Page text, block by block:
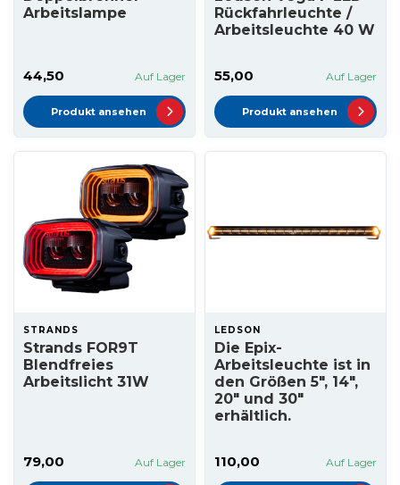
Arbeitslampe
44,50 Auf Lager
Produkt ansehen
Rückfahrleuchte /
Arbeitsleuchte 40 W
55,00 Auf Lager
Produkt ansehen
STRANDS
Strands FOR9T
Blendfreies
Arbeitslicht 31W
79,00 Auf Lager
LEDSON
Die Epix-
Arbeitsleuchte ist in
den Größen 5", 14",
20" und 30"
erhältlich.
110,00 Auf Lager